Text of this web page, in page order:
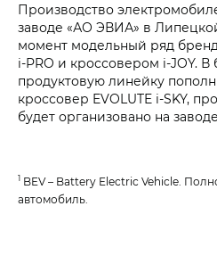
Производство
заводе «АО ЭВИА» в
момент модельный ряд
i‑PRO и кроссовером i‑JOY.
продуктовую линейку
кроссовер EVOLUTE i‑SKY,
будет организовано на
1 BEV – Battery Electric Vehicle.
автомобиль.